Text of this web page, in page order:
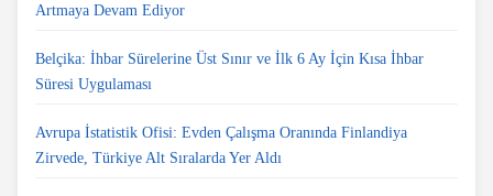
Artmaya Devam Ediyor
Belçika: İhbar Sürelerine Üst Sınır ve İlk 6 Ay İçin Kısa İhbar
Süresi Uygulaması
Avrupa İstatistik Ofisi: Evden Çalışma Oranında Finlandiya
Zirvede, Türkiye Alt Sıralarda Yer Aldı